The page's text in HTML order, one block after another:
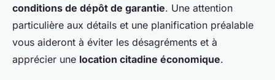
conditions de dépôt de garantie. Une attention
particulière aux détails et une planification préalable
vous aideront à éviter les désagréments et à
apprécier une location citadine économique.